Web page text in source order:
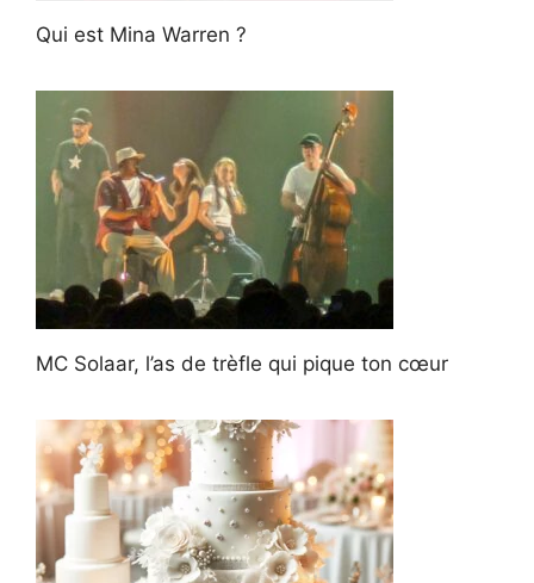
Qui est Mina Warren ?
MC Solaar, l’as de trèfle qui pique ton cœur